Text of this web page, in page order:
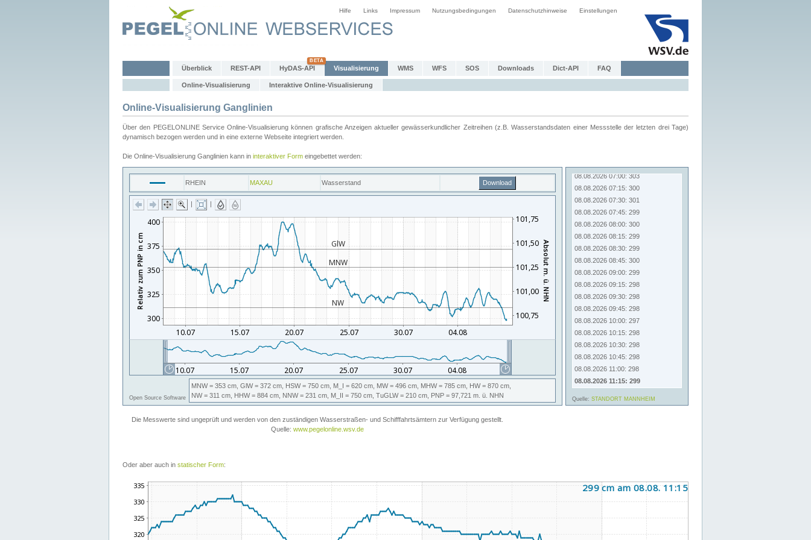
Hilfe Links Impressum Nutzungsbedingungen Datenschutzhinweise Einstellungen
Überblick REST-API HyDAS-API Visualisierung WMS WFS SOS Downloads Dict-API FAQ
Online-Visualisierung Interaktive Online-Visualisierung
Online-Visualisierung Ganglinien
Über den PEGELONLINE Service Online-Visualisierung können grafische Anzeigen aktueller gewässerkundlicher Zeitreihen (z.B. Wasserstandsdaten einer Messstelle der letzten drei Tage)
dynamisch bezogen werden und in eine externe Webseite integriert werden.
Die Online-Visualisierung Ganglinien kann in interaktiver Form eingebettet werden:
Oder aber auch in statischer Form: